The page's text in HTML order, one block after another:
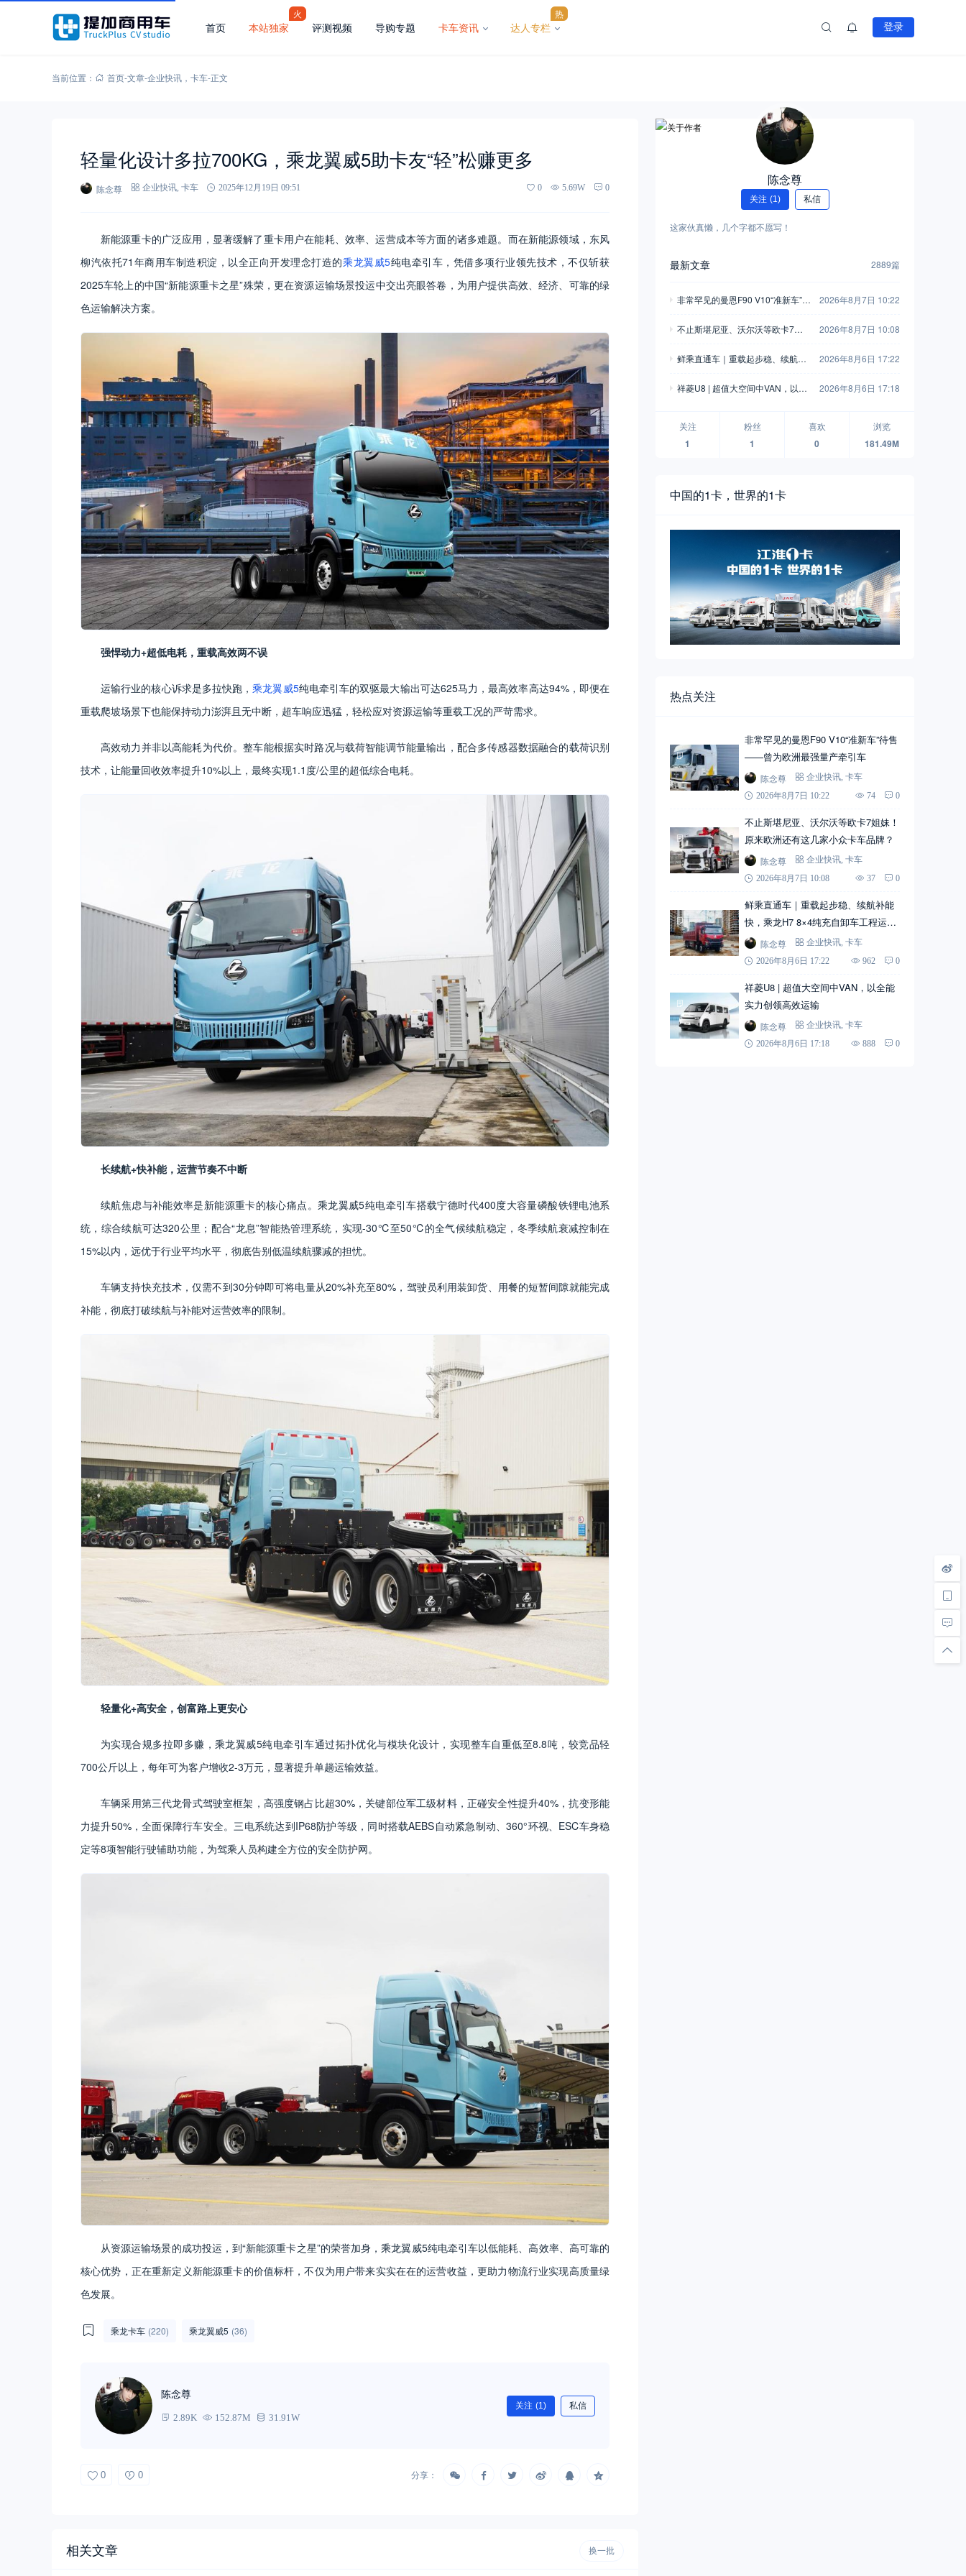
首页 本站独家
火
评测视频 导购专题 卡车资讯 达人专栏
热
登录
当前位置： 首页-文章-企业快讯 ， 卡车-正文
轻量化设计多拉700KG，乘龙翼威5助卡友“轻”松赚更多
陈念尊 企业快讯 卡车 2025年12月19日 09:51 0 5.69W 0
新能源重卡的广泛应用，显著缓解了重卡用户在能耗、效率、运营成本等方面的诸多难题。而在新能源领域，东风
柳汽依托71年商用车制造积淀，以全正向开发理念打造的乘龙翼威5纯电牵引车，凭借多项行业领先技术，不仅斩获
2025车轮上的中国“新能源重卡之星”殊荣，更在资源运输场景投运中交出亮眼答卷，为用户提供高效、经济、可靠的绿
色运输解决方案。
强悍动力+超低电耗 ，重载高效两不误
运输行业的核心诉求是多拉快跑，乘龙翼威5纯电牵引车的双驱最大输出可达625马力，最高效率高达94%，即便在
重载爬坡场景下也能保持动力澎湃且无中断，超车响应迅猛，轻松应对资源运输等重载工况的严苛需求。
高效动力并非以高能耗为代价。整车能根据实时路况与载荷智能调节能量输出，配合多传感器数据融合的载荷识别
技术，让能量回收效率提升10%以上，最终实现1.1度/公里的超低综合电耗。
长续航+快补能，运营节奏不中断
续航焦虑与补能效率是新能源重卡的核心痛点。乘龙翼威5纯电牵引车搭载宁德时代400度大容量磷酸铁锂电池系
统，综合续航可达320公里；配合“龙息”智能热管理系统，实现-30℃至50℃的全气候续航稳定，冬季续航衰减控制在
15%以内，远优于行业平均水平，彻底告别低温续航骤减的担忧。
车辆支持快充技术，仅需不到30分钟即可将电量从20%补充至80%，驾驶员利用装卸货、用餐的短暂间隙就能完成
补能，彻底打破续航与补能对运营效率的限制。
轻量化+高安全，创富路上更安心
为实现合规多拉即多赚，乘龙翼威5纯电牵引车通过拓扑优化与模块化设计，实现整车自重低至8.8吨，较竞品轻
700公斤以上，每年可为客户增收2-3万元，显著提升单趟运输效益。
车辆采用第三代龙骨式驾驶室框架，高强度钢占比超30%，关键部位军工级材料，正碰安全性提升40%，抗变形能
力提升50%，全面保障行车安全。三电系统达到IP68防护等级，同时搭载AEBS自动紧急制动、360°环视、ESC车身稳
定等8项智能行驶辅助功能，为驾乘人员构建全方位的安全防护网。
从资源运输场景的成功投运，到“新能源重卡之星”的荣誉加身，乘龙翼威5纯电牵引车以低能耗、高效率、高可靠的
核心优势，正在重新定义新能源重卡的价值标杆，不仅为用户带来实实在在的运营收益，更助力物流行业实现高质量绿
色发展。
乘龙卡车 (220) 乘龙翼威5 (36)
陈念尊
2.89K 152.87M 31.91W
关注 (1) 私信
0 0 分享：
相关文章 换一批
陈念尊
关注 (1) 私信
这家伙真懒，几个字都不愿写！
最新文章 2889篇
非常罕见的曼恩F90 V10“准新车”待
2026年8月7日 10:22
不止斯堪尼亚、沃尔沃等欧卡7姐
品牌？
2026年8月7日 10:08
鲜乘直通车｜重载起步稳、续航补
运输实力搭档
2026年8月6日 17:22
祥菱U8 | 超值大空间中VAN，以全
2026年8月6日 17:18
关注
1
粉丝
1
喜欢
0
浏览
181.49M
中国的1卡，世界的1卡
热点关注
非常罕见的曼恩F90 V10“准新车”待售
——曾为欧洲最强量产牵引车
陈念尊 企业快讯 卡车
2026年8月7日 10:22
74 0
不止斯堪尼亚、沃尔沃等欧卡7姐妹！
原来欧洲还有这几家小众卡车品牌？
陈念尊 企业快讯 卡车
2026年8月7日 10:08
37 0
鲜乘直通车｜重载起步稳、续航补能
快，乘龙H7 8×4纯充自卸车工程运输
实力搭档
陈念尊 企业快讯 卡车
2026年8月6日 17:22
962 0
祥菱U8 | 超值大空间中VAN，以全能
实力创领高效运输
陈念尊 企业快讯 卡车
2026年8月6日 17:18
888 0